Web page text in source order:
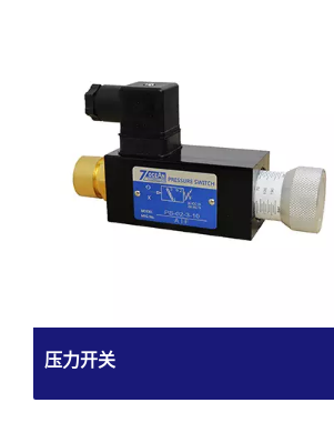
压力开关